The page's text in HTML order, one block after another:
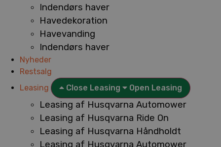
Indendørs haver
Havedekoration
Havevanding
Indendørs haver
Nyheder
Restsalg
Leasing
Close Leasing Open Leasing
Leasing af Husqvarna Automower
Leasing af Husqvarna Ride On
Leasing af Husqvarna Håndholdt
Leasing af Husqvarna Automower